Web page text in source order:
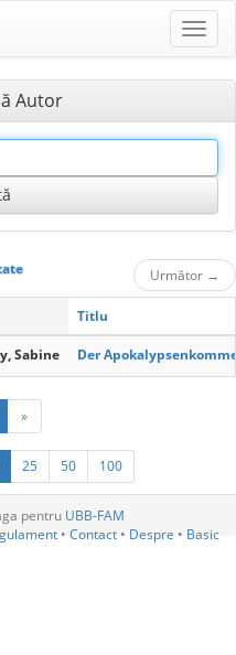
Autor
Următor →
Titlu
Sabine Der
»
25 50 100
pentru UBB-FAM
• Contact • Despre • Basic